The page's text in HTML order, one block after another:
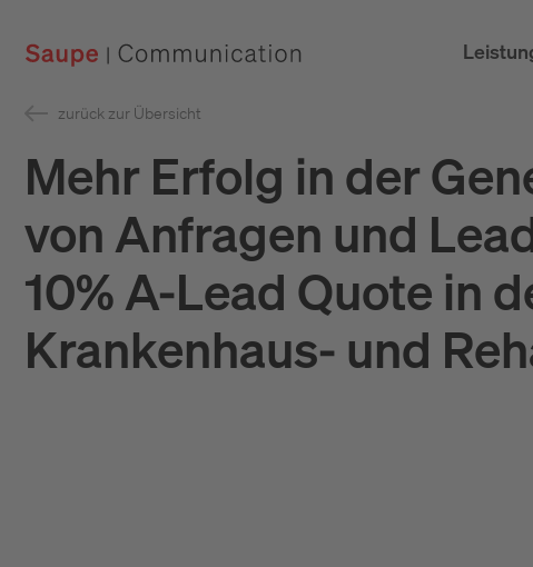
zurück zur Übersicht
Mehr Erfolg in der
von Anfragen und
10% A-Lead Quote in
Krankenhaus- und